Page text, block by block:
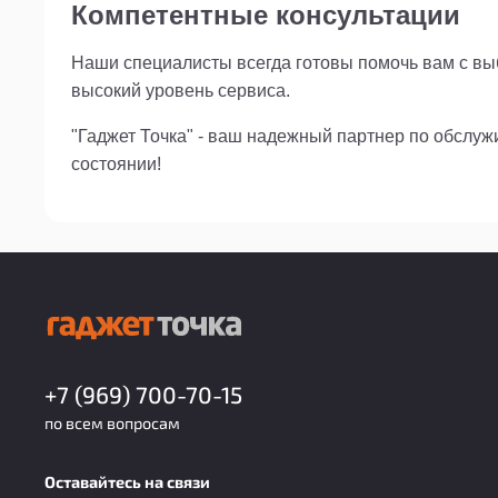
Компетентные консультации
Наши специалисты всегда готовы помочь вам с
высокий уровень сервиса.
"Гаджет Точка" - ваш надежный партнер по
состоянии!
+7 (969) 700-70-15
по всем вопросам
Оставайтесь на связи